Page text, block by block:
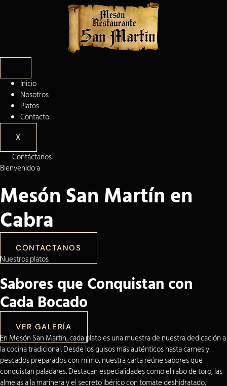
Inicio
Nosotros
Platos
Contacto
X
Contáctanos
Bienvenido a
Mesón San Martín en
Cabra
CONTACTANOS
Nuestros platos
Sabores que Conquistan con
Cada Bocado
VER GALERÍA
En Mesón San Martín, cada plato es una muestra de nuestra dedicación a
la cocina tradicional. Desde los guisos más auténticos hasta carnes y
pescados preparados con mimo, nuestra carta reúne sabores que
conquistan paladares. Destacan especialidades como el rabo de toro, las
almejas a la marinera y el secreto ibérico con tomate deshidratado,